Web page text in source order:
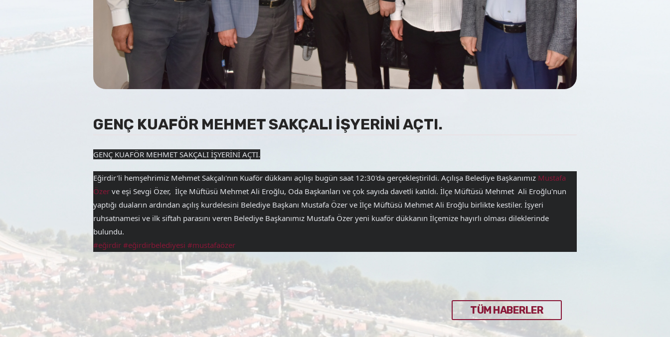
GENÇ KUAFÖR MEHMET SAKÇALI İŞYERİNİ AÇTI.
GENÇ KUAFÖR MEHMET SAKÇALI İŞYERİNİ AÇTI.
Eğirdir'li hemşehrimiz Mehmet Sakçalı'nın Kuaför dükkanı açılışı bugün saat 12:30'da gerçekleştirildi. Açılışa Belediye Başkanımız Mustafa
Özer ve eşi Sevgi Özer,  İlçe Müftüsü Mehmet Ali Eroğlu, Oda Başkanları ve çok sayıda davetli katıldı. İlçe Müftüsü Mehmet  Ali Eroğlu'nun
yaptığı duaların ardından açılış kurdelesini Belediye Başkanı Mustafa Özer ve İlçe Müftüsü Mehmet Ali Eroğlu birlikte kestiler. İşyeri
ruhsatnamesi ve ilk siftah parasını veren Belediye Başkanımız Mustafa Özer yeni kuaför dükkanın İlçemize hayırlı olması dileklerinde
bulundu.
#eğirdir #eğirdirbelediyesi #mustafaözer
TÜM HABERLER